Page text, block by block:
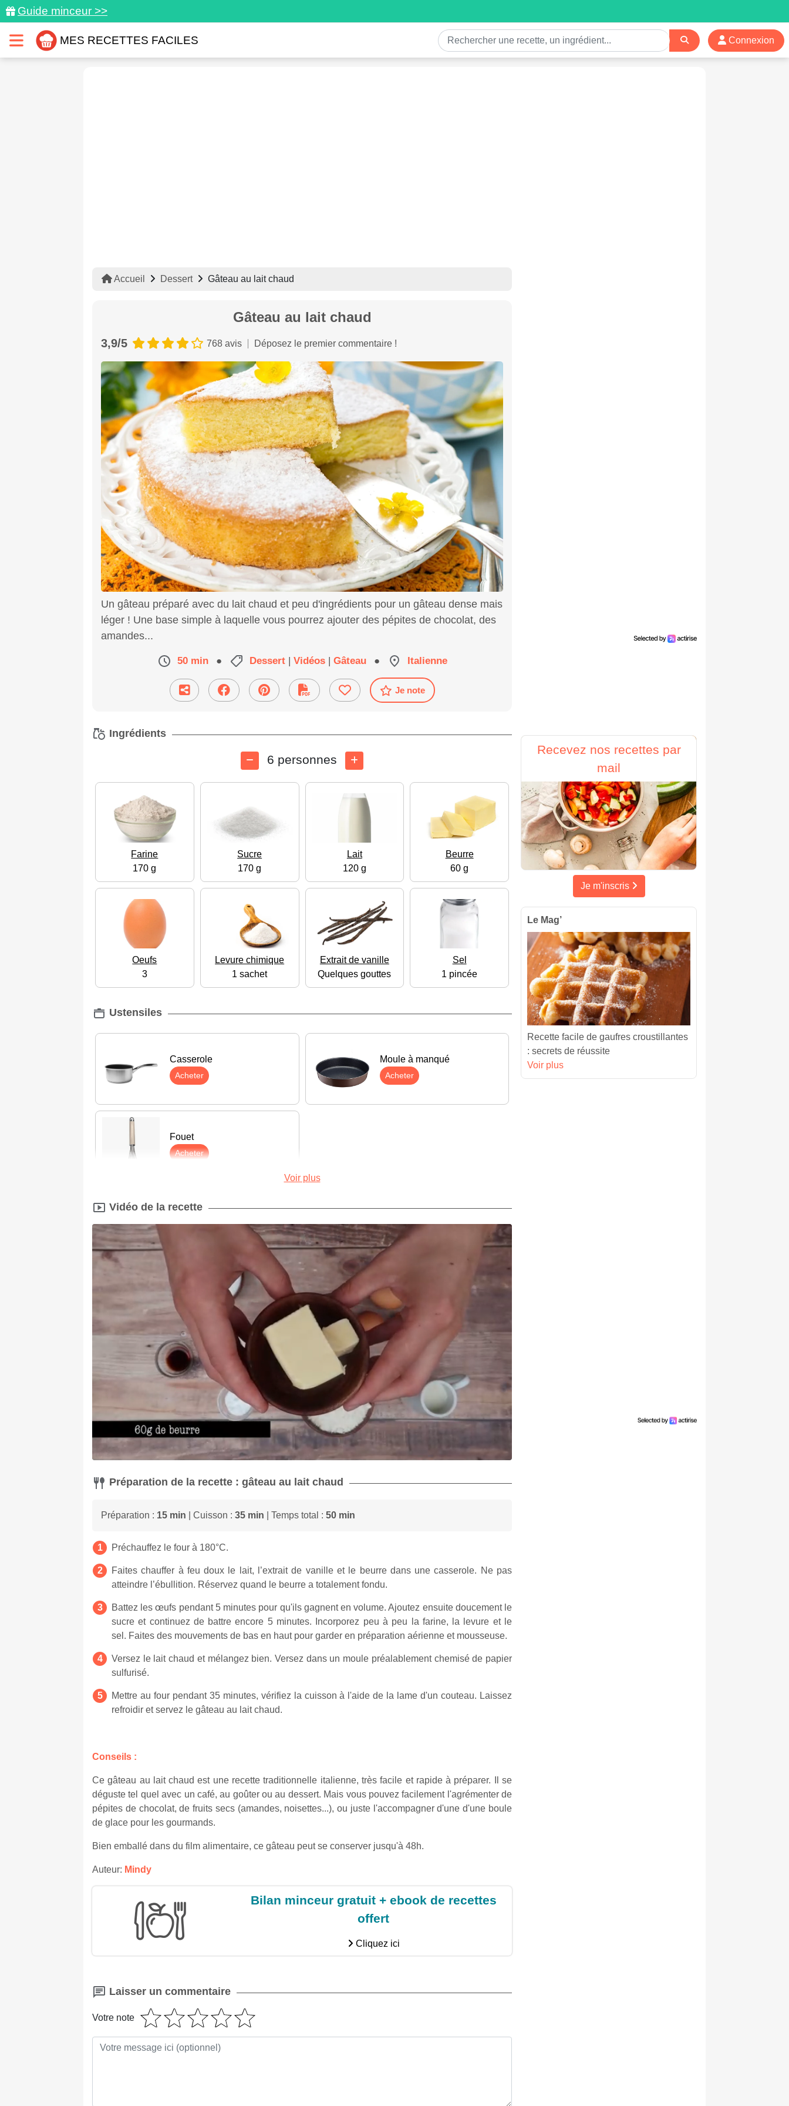
Guide minceur >>
MES RECETTES FACILES Connexion
Accueil Dessert Gâteau au lait chaud
Gâteau au lait chaud
3,9/5 768 avis Déposez le premier commentaire !
Un gâteau préparé avec du lait chaud et peu d'ingrédients pour un gâteau dense mais
léger ! Une base simple à laquelle vous pourrez ajouter des pépites de chocolat, des
amandes...
50 min ● Dessert | Vidéos | Gâteau ● Italienne
Je note
Ingrédients
6 personnes
Farine
170 g
Sucre
170 g
Lait
120 g
Beurre
60 g
Oeufs
3
Levure chimique
1 sachet
Extrait de vanille
Quelques gouttes
Sel
1 pincée
Ustensiles
Casserole
Acheter
Moule à manqué
Acheter
Fouet
Acheter
Voir plus
Vidéo de la recette
Préparation de la recette : gâteau au lait chaud
Préparation : 15 min | Cuisson : 35 min | Temps total : 50 min
Préchauffez le four à 180°C.
Faites chauffer à feu doux le lait, l’extrait de vanille et le beurre dans une casserole. Ne pas
atteindre l’ébullition. Réservez quand le beurre a totalement fondu.
Battez les œufs pendant 5 minutes pour qu'ils gagnent en volume. Ajoutez ensuite doucement le
sucre et continuez de battre encore 5 minutes.
Incorporez peu à peu la farine, la levure et le
sel. Faites des mouvements de bas en haut pour garder en préparation aérienne et mousseuse.
Versez le lait chaud et mélangez bien. Versez dans un moule préalablement chemisé de papier
sulfurisé.
Mettre au four pendant 35 minutes, vérifiez la cuisson à l'aide de la lame d'un couteau. Laissez
refroidir et servez le gâteau au lait chaud.
Conseils :
Ce gâteau au lait chaud est une recette traditionnelle italienne, très facile et rapide à préparer. Il se
déguste tel quel avec un café, au goûter ou au dessert. Mais vous pouvez facilement l'agrémenter de
pépites de chocolat, de fruits secs (amandes, noisettes...), ou juste l'accompagner d'une d'une boule
de glace pour les gourmands.
Bien emballé dans du film alimentaire, ce gâteau peut se conserver jusqu'à 48h.
Auteur: Mindy
Bilan minceur gratuit + ebook de recettes
offert
Cliquez ici
Laisser un commentaire
Votre note
Recevez nos recettes par
mail
Je m'inscris
Le Mag’
Recette facile de gaufres croustillantes
: secrets de réussite
Voir plus